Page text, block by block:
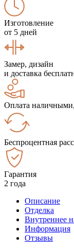
Изготовление
от 5 дней
Замер, дизайн
и доставка
Оплата
Беспроцентная
Гарантия
2 года
Описание
Отделка
Внутреннее
Информация
Отзывы